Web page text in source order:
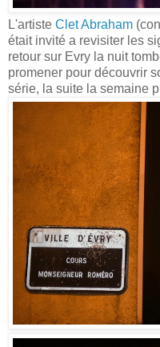
L'artiste Clet Abraham
était invité a revisiter les
retour sur Evry la nuit
promener pour découvrir
série, la suite la semaine